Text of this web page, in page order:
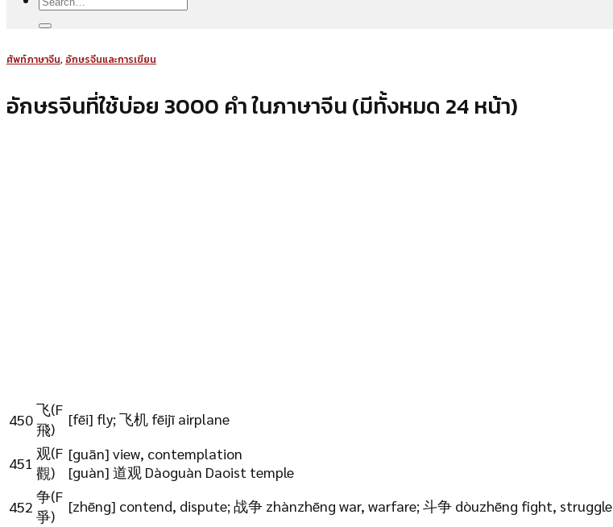
ศัพท์ภาษาจีน, อักษรจีนและการเขียน
อักษรจีนที่ใช้บ่อย 3000 คำ ในภาษาจีน (มีทั้งหมด 24 หน้า)
450
飞(F
飛)
[fēi] fly; 飞机 fēijī airplane
451
观(F
觀)
[guān] view, contemplation
[guàn] 道观 Dàoguàn Daoist temple
452
争(F
爭)
[zhēng] contend, dispute; 战争 zhànzhēng war, warfare; 斗争 dòuzhēng fight, struggle